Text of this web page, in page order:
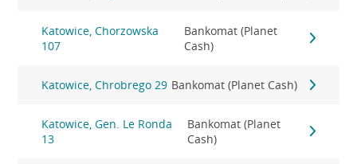
Katowice, Chorzowska
107
Bankomat (Planet
Cash)
Katowice, Chrobrego 29 Bankomat (Planet Cash)
Katowice, Gen. Le Ronda
13
Bankomat (Planet
Cash)